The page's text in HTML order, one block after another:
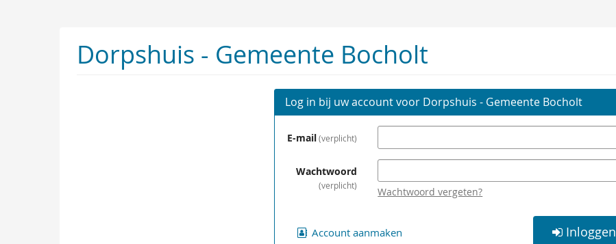
Dorpshuis - Gemeente Bocholt
Log in bij uw account voor Dorpshuis - Gemeente Bocholt
E-mail verplicht
Wachtwoord
verplicht
Wachtwoord vergeten?
Account aanmaken Inloggen